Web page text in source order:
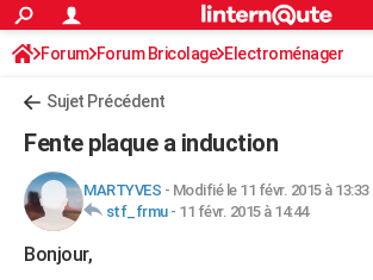
ACTUALITÉS
Politique
Société
Faits Divers
Education
Monde
Villes
+
FINANCE
Retraite
Impôts
Epargne
Immobilier
Risques naturels par ville
Banque
Assurance
Crédit
AUTO
Essais
Réserver un essai
Citadines
Berlines
SUV
Forum auto
+HIGH-TECH
S'inscrire
Connexion
Forum Forum Bricolage Electroménager
Sujet Précédent
Fente plaque a induction
MARTYVES - Modifié le 11 févr. 2015 à 13:33
stf_frmu- 11 févr. 2015 à 14:44
Bonjour,